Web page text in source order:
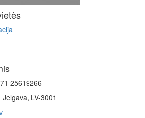
25619266
LV-3001